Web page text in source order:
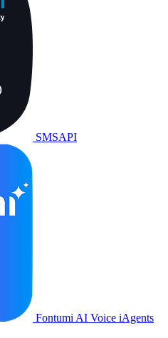
SMSAPI
Fontumi AI Voice iAgents